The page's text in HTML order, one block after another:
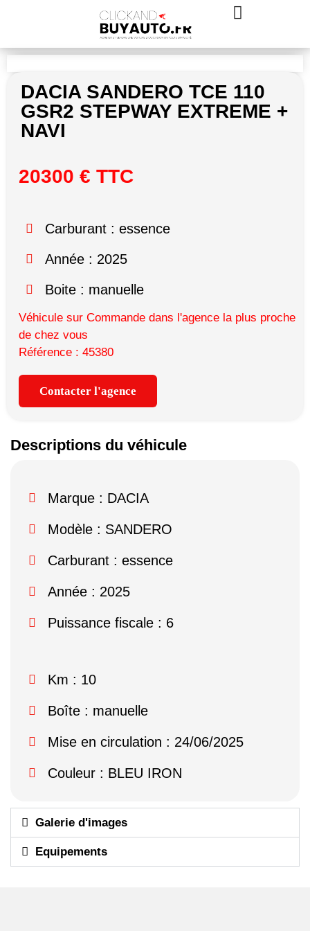
DACIA SANDERO TCE 110
GSR2 STEPWAY EXTREME +
NAVI
20300 € TTC
Carburant : essence
Année : 2025
Boite : manuelle
Véhicule sur Commande dans l'agence la plus proche
de chez vous
Référence : 45380
Contacter l'agence
Descriptions du véhicule
Marque : DACIA
Modèle : SANDERO
Carburant : essence
Année : 2025
Puissance fiscale : 6
Km : 10
Boîte : manuelle
Mise en circulation : 24/06/2025
Couleur : BLEU IRON
Galerie d'images
Equipements